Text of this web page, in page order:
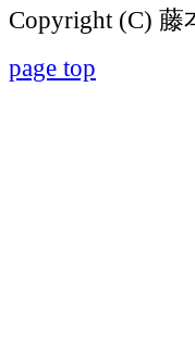
Copyright (C) 藤
page top